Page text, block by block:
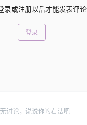
录或注册以后才能发表评论
登录
讨论，说说你的看法吧